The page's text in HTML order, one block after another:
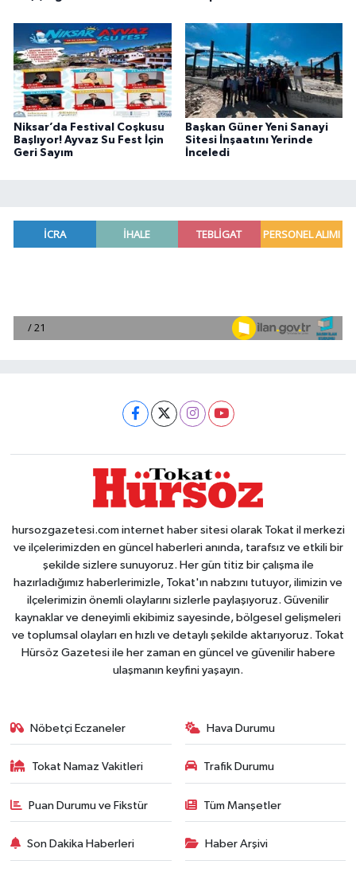
Niksar’da Festival Coşkusu
Başlıyor! Ayvaz Su Fest İçin
Geri Sayım
Başkan Güner Yeni Sanayi
Sitesi İnşaatını Yerinde
İnceledi
hursozgazetesi.com internet haber sitesi olarak Tokat il merkezi
ve ilçelerimizden en güncel haberleri anında, tarafsız ve etkili bir
şekilde sizlere sunuyoruz. Her gün titiz bir çalışma ile
hazırladığımız haberlerimizle, Tokat'ın nabzını tutuyor, ilimizin ve
ilçelerimizin önemli olaylarını sizlerle paylaşıyoruz. Güvenilir
kaynaklar ve deneyimli ekibimiz sayesinde, bölgesel gelişmeleri
ve toplumsal olayları en hızlı ve detaylı şekilde aktarıyoruz. Tokat
Hürsöz Gazetesi ile her zaman en güncel ve güvenilir habere
ulaşmanın keyfini yaşayın.
Nöbetçi Eczaneler Hava Durumu
Tokat Namaz Vakitleri Trafik Durumu
Puan Durumu ve Fikstür Tüm Manşetler
Son Dakika Haberleri Haber Arşivi